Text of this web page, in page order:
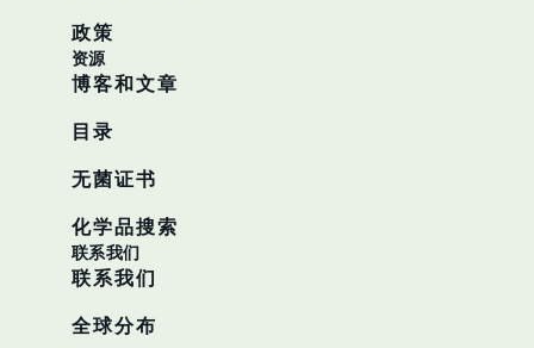
政策
资源
博客和文章
目录
无菌证书
化学品搜索
联系我们
联系我们
全球分布